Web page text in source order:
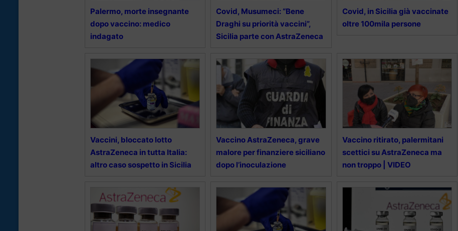
Palermo, morte insegnante
dopo vaccino: medico
indagato
Covid, Musumeci: “Bene
Draghi su priorità vaccini”,
Sicilia parte con AstraZeneca
Covid, in Sicilia già vaccinate
oltre 100mila persone
Vaccini, bloccato lotto
AstraZeneca in tutta Italia:
altro caso sospetto in Sicilia
Vaccino AstraZeneca, grave
malore per finanziere siciliano
dopo l’inoculazione
Vaccino ritirato, palermitani
scettici su AstraZeneca ma
non troppo | VIDEO